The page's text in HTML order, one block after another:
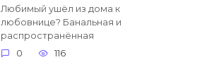
Любимый ушёл из дома к
любовнице? Банальная и
распространённая
0
116